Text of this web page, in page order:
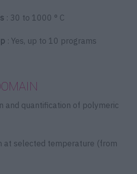
: 30 to 1000 ° C
: Yes, up to 10 programs
and quantification of polymeric
at selected temperature (from